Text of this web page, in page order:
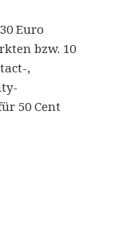
Euro
bzw. 10
,
50 Cent